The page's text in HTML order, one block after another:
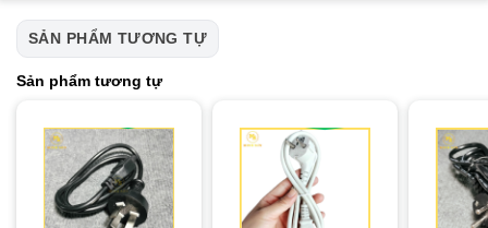
SẢN PHẨM TƯƠNG TỰ
Sản phẩm tương tự